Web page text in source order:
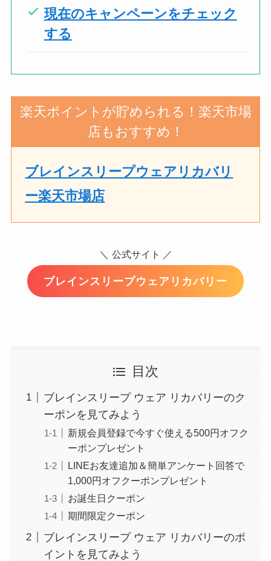
現在のキャンペーンをチェック
する
楽天ポイントが貯められる！楽天市場
店もおすすめ！
ブレインスリープウェアリカバリ
ー楽天市場店
＼ 公式サイト ／
ブレインスリープウェアリカバリー
目次
ブレインスリープ ウェア リカバリーのク
ーポンを見てみよう
新規会員登録で今すぐ使える500円オフク
ーポンプレゼント
LINEお友達追加＆簡単アンケート回答で
1,000円オフクーポンプレゼント
お誕生日クーポン
期間限定クーポン
ブレインスリープ ウェア リカバリーのポ
イントを見てみよう